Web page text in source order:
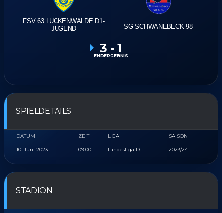
FSV 63 LUCKENWALDE D1-
JUGEND
SG SCHWANEBECK 98
3 - 1
ENDERGEBNIS
SPIELDETAILS
DATUM ZEIT LIGA SAISON
10. Juni 2023 09:00 Landesliga D1 2023/24
STADION